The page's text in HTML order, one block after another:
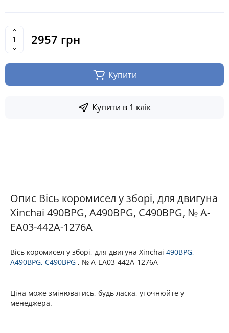
2957 грн
Купити
Купити в 1 клік
Опис Вісь коромисел у зборі, для двигуна
Xinchai 490BPG, A490BPG, C490BPG, № A-
EA03-442A-1276A
Вісь коромисел у зборі, для двигуна Xinchai 490BPG,
A490BPG, C490BPG , № A-EA03-442A-1276A
Ціна може змінюватись, будь ласка, уточнюйте у
менеджера.